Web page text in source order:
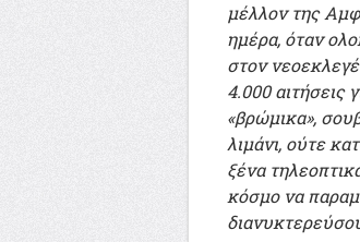
μέλλον της
ημέρα, όταν
στον
4.000 αιτήσεις
«βρώμικα»,
λιμάνι, ούτε
ξένα
κόσμο να